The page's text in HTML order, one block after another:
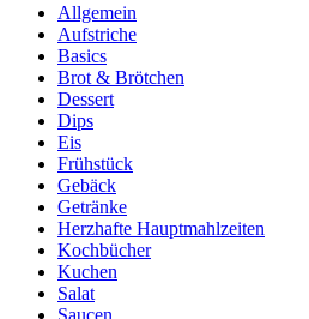
Allgemein
Aufstriche
Basics
Brot & Brötchen
Dessert
Dips
Eis
Frühstück
Gebäck
Getränke
Herzhafte Hauptmahlzeiten
Kochbücher
Kuchen
Salat
Saucen